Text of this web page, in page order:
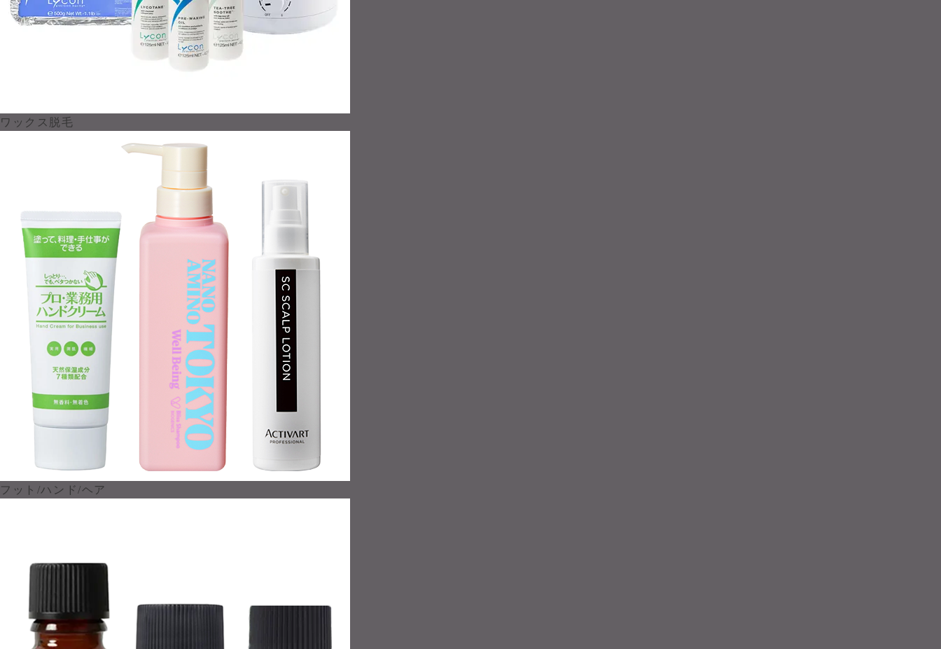
ワックス脱毛
フット/ハンド/ヘア